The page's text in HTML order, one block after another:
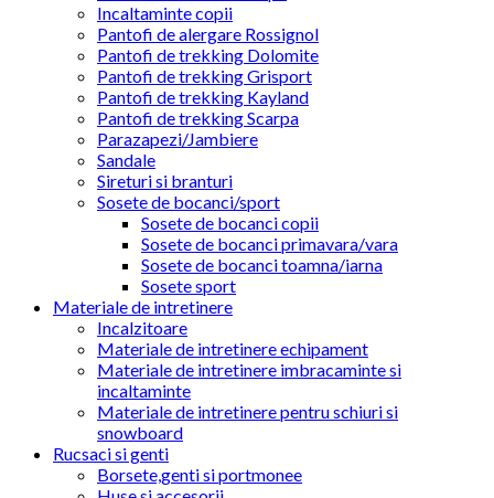
Incaltaminte copii
Pantofi de alergare Rossignol
Pantofi de trekking Dolomite
Pantofi de trekking Grisport
Pantofi de trekking Kayland
Pantofi de trekking Scarpa
Parazapezi/Jambiere
Sandale
Sireturi si branturi
Sosete de bocanci/sport
Sosete de bocanci copii
Sosete de bocanci primavara/vara
Sosete de bocanci toamna/iarna
Sosete sport
Materiale de intretinere
Incalzitoare
Materiale de intretinere echipament
Materiale de intretinere imbracaminte si
incaltaminte
Materiale de intretinere pentru schiuri si
snowboard
Rucsaci si genti
Borsete,genti si portmonee